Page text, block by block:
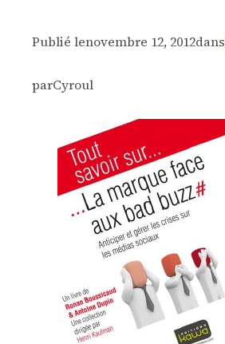
Publié lenovembre 12, 2012dans
parCyroul